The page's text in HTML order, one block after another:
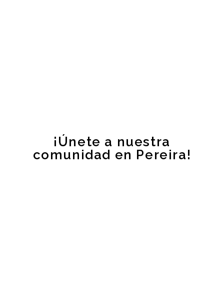
¡Únete a nuestra
comunidad en Pereira!